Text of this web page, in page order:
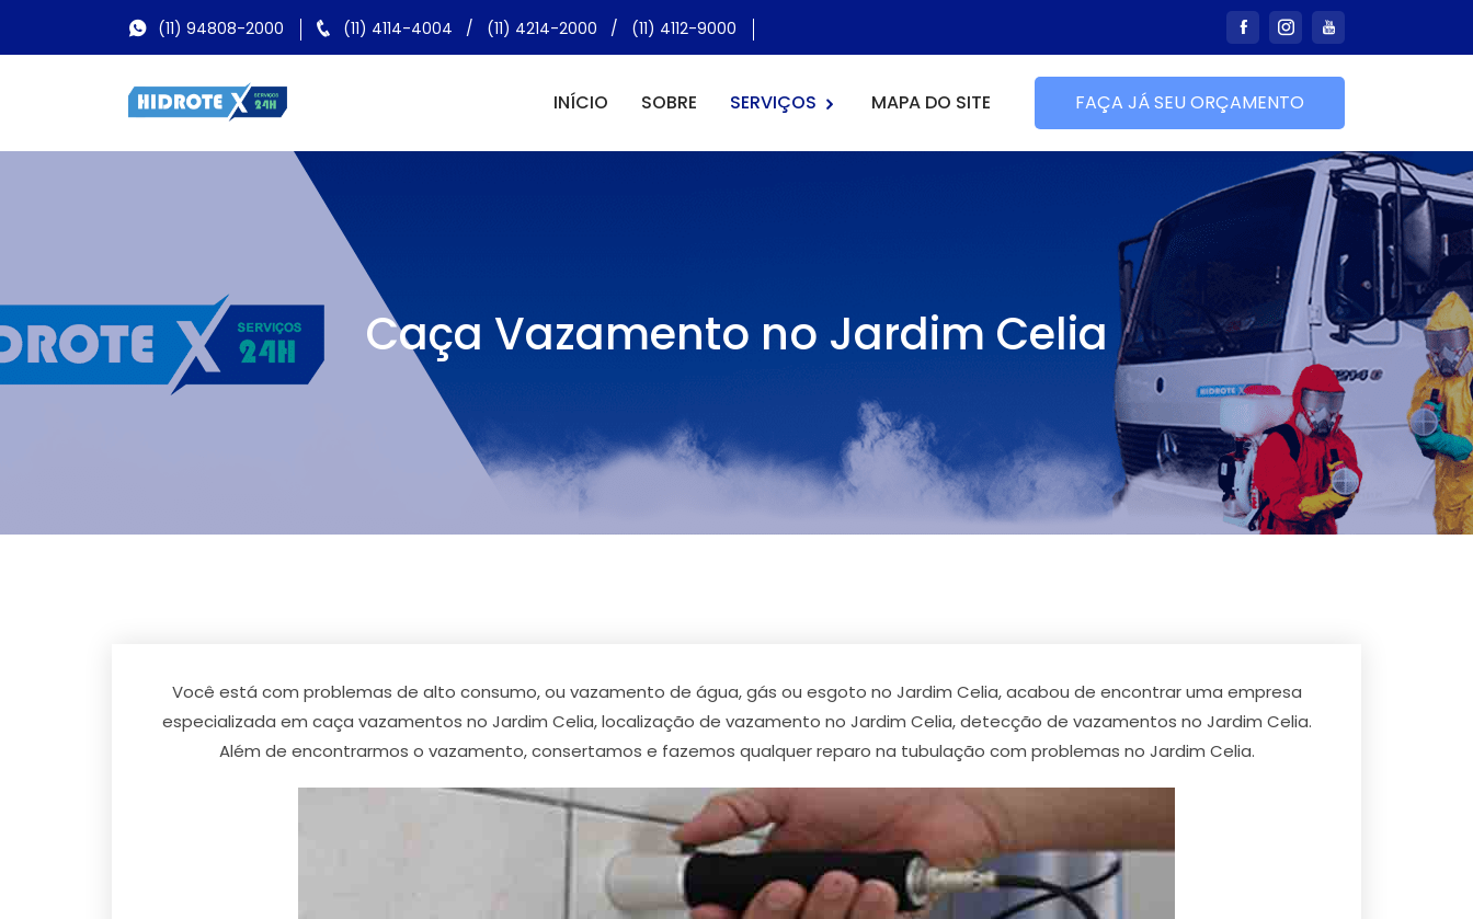
(11) 94808-2000 (11) 4114-4004 / (11) 4214-2000 / (11) 4112-9000
INÍCIO SOBRE SERVIÇOS MAPA DO SITE FAÇA JÁ SEU ORÇAMENTO
Caça Vazamento no Jardim Celia
Você está com problemas de alto consumo, ou vazamento de água, gás ou esgoto no Jardim Celia, acabou de encontrar uma empresa
especializada em caça vazamentos no Jardim Celia, localização de vazamento no Jardim Celia, detecção de vazamentos no Jardim Celia.
Além de encontrarmos o vazamento, consertamos e fazemos qualquer reparo na tubulação com problemas no Jardim Celia.